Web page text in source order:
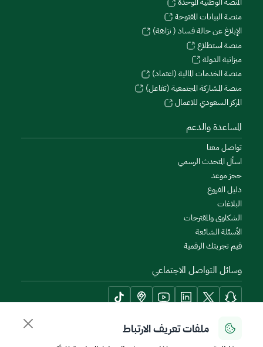
ملفات تعريف الارتباط
منصة البيانات المفتوحة
الإبلاغ عن حالة فساد ( نزاهة)
منصة استطلاع
ميزانية الدولة
منصة الخدمات المالية (اعتماد)
منصة المشاركة المجتمعية (تفاعل)
المركز السعودي للاعمال
المساعدة والدعم
تواصل معنا
اسأل المتحدث الرسمي
حجز موعد
دليل الفروع
البلاغات
الشكاوى والمقترحات
الأسئلة الشائعة
قيم تجربتك الرقمية
وسائل التواصل الاجتماعي
أدوات الإتاحة وامكانية الوصول